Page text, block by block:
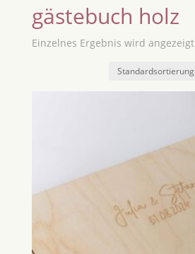
gästebuch holz
Einzelnes Ergebnis wird angezeigt